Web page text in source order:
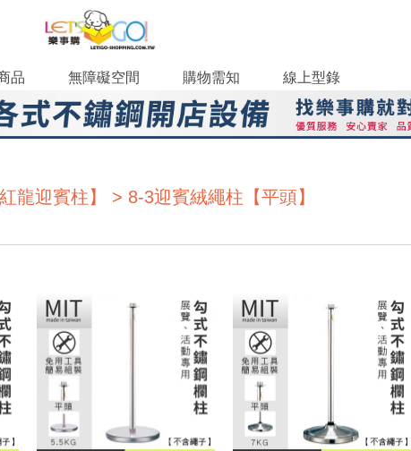
品 無障礙空間 購物需知 線上型錄
龍迎賓柱】 > 8-3迎賓絨繩柱【平頭】